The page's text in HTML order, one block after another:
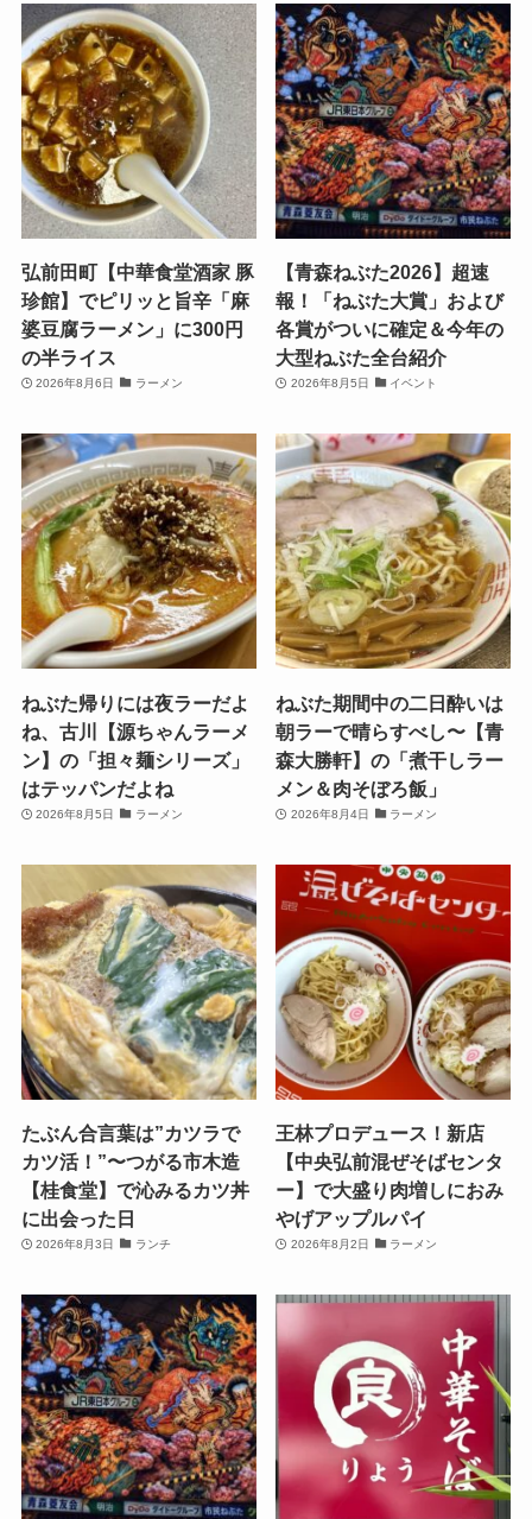
弘前田町【中華食堂酒家 豚
珍館】でピリッと旨辛「麻
婆豆腐ラーメン」に300円
の半ライス
2026年8月6日 ラーメン
【青森ねぶた2026】超速
報！「ねぶた大賞」および
各賞がついに確定＆今年の
大型ねぶた全台紹介
2026年8月5日 イベント
ねぶた帰りには夜ラーだよ
ね、古川【源ちゃんラーメ
ン】の「担々麺シリーズ」
はテッパンだよね
2026年8月5日 ラーメン
ねぶた期間中の二日酔いは
朝ラーで晴らすべし〜【青
森大勝軒】の「煮干しラー
メン＆肉そぼろ飯」
2026年8月4日 ラーメン
たぶん合言葉は”カツラで
カツ活！”〜つがる市木造
【桂食堂】で沁みるカツ丼
に出会った日
2026年8月3日 ランチ
王林プロデュース！新店
【中央弘前混ぜそばセンタ
ー】で大盛り肉増しにおみ
やげアップルパイ
2026年8月2日 ラーメン